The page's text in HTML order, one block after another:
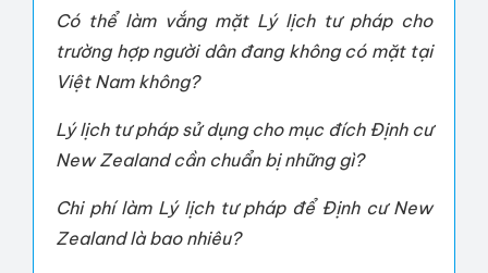
Có thể làm vắng mặt Lý lịch tư pháp cho
trường hợp người dân đang không có mặt tại
Việt Nam không?
Lý lịch tư pháp sử dụng cho mục đích Định cư
New Zealand cần chuẩn bị những gì?
Chi phí làm Lý lịch tư pháp để Định cư New
Zealand là bao nhiêu?